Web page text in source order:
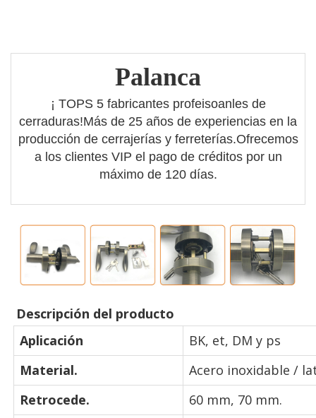
Palanca
¡ TOPS 5 fabricantes profeisoanles de
cerraduras!Más de 25 años de experiencias en la
producción de cerrajerías y ferreterías.Ofrecemos
a los clientes VIP el pago de créditos por un
máximo de 120 días.
Descripción del producto
Aplicación
BK, et, DM y ps
Material.
Acero inoxidable /
Retrocede.
60 mm, 70 mm.